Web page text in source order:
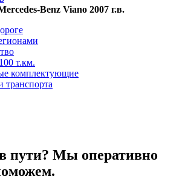
Benz Viano 2007 г.в.
т.км.
комплектующие
пути? Мы оперативно